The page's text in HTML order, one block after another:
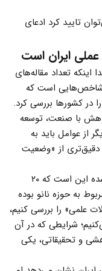
تایید کرد ادعای
اینکه تعداد مقاله‌های
شاخص‌هایی است که
در کشورها بررسی کرد.
با صنعت، توسعه
از عوامل باید به
دقیق‌تری از «وضعیت
نکته دیگری که در این گزارش به آن اشاره شده این است که ۲۰
به حوزه نانو بوده
علمی» را بررسی کنیم،
شرایطی که در آن
و تحقیقاتی، یکی